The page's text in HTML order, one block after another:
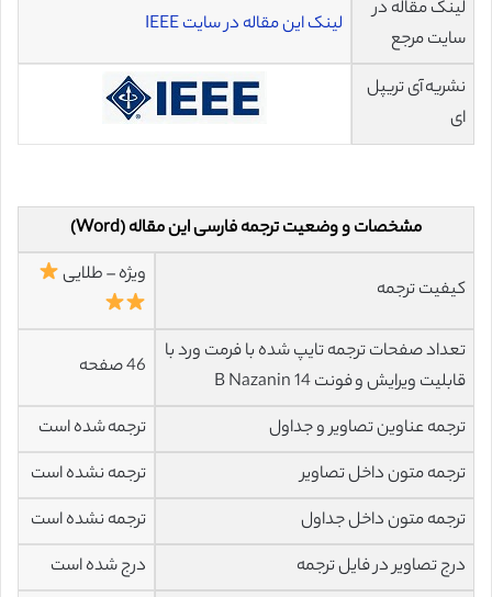
لینک مقاله در
سایت مرجع
لینک این مقاله در سایت IEEE
نشریه آی تریپل
ای
مشخصات و وضعیت ترجمه فارسی این مقاله (Word)
کیفیت ترجمه
ویژه – طلایی
تعداد صفحات ترجمه تایپ شده با فرمت ورد با
قابلیت ویرایش و فونت 14 B Nazanin
46 صفحه
ترجمه عناوین تصاویر و جداول
ترجمه شده است
ترجمه متون داخل تصاویر
ترجمه نشده است
ترجمه متون داخل جداول
ترجمه نشده است
درج تصاویر در فایل ترجمه
درج شده است